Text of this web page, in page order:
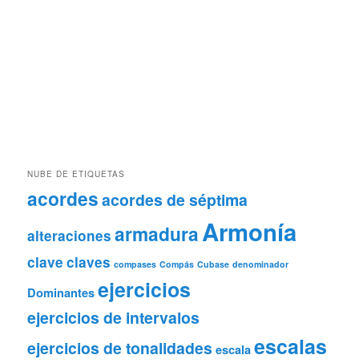
NUBE DE ETIQUETAS
acordesacordes de séptima
alteraciones armaduraArmonía
clave claves compases Compás Cubase denominador
Dominantes ejercicios
ejercicios de intervalos
ejercicios de tonalidades escala escalas